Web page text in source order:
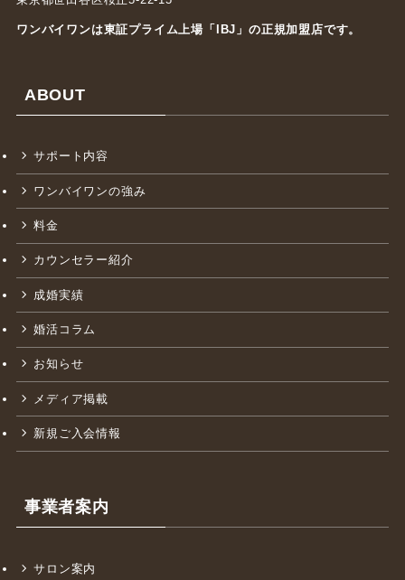
ABOUT
サポート内容
ワンバイワンの強み
料金
カウンセラー紹介
成婚実績
婚活コラム
お知らせ
新規ご入会情報